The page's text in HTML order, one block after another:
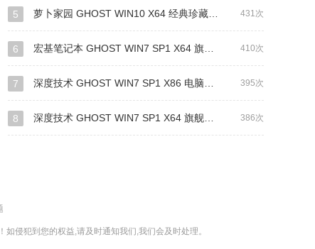
431次
5 萝卜家园 GHOST WIN10 X64 经典珍藏版 V2019.01(64位)
410次
6 宏基笔记本 GHOST WIN7 SP1 X64 旗舰装机版 V2019.01 (64位)
395次
7 深度技术 GHOST WIN7 SP1 X86 电脑城装机版 V2019.03 （32位）
386次
8 深度技术 GHOST WIN7 SP1 X64 旗舰稳定版 V2014.11
侵犯到您的权益,请及时通知我们,我们会及时处理。